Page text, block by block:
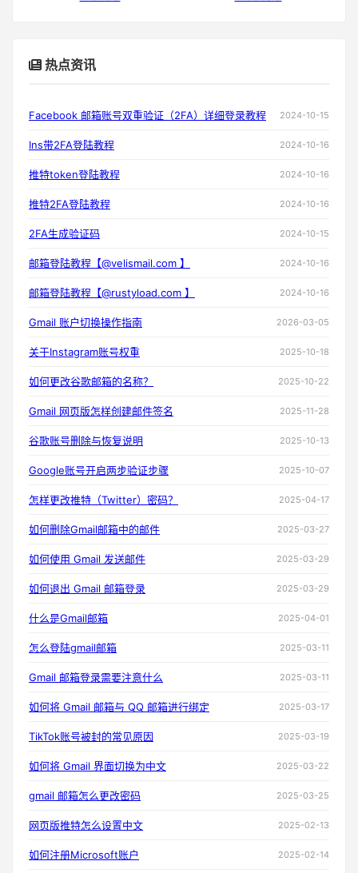
热点资讯
Facebook 邮箱账号双重验证（2FA）详细登录教程 2024-10-15
Ins带2FA登陆教程 2024-10-16
推特token登陆教程 2024-10-16
推特2FA登陆教程 2024-10-16
2FA生成验证码 2024-10-15
邮箱登陆教程【@velismail.com 】 2024-10-16
邮箱登陆教程【@rustyload.com 】 2024-10-16
Gmail 账户切换操作指南 2026-03-05
关于Instagram账号权重 2025-10-18
如何更改谷歌邮箱的名称？ 2025-10-22
Gmail 网页版怎样创建邮件签名 2025-11-28
谷歌账号删除与恢复说明 2025-10-13
Google账号开启两步验证步骤 2025-10-07
怎样更改推特（Twitter）密码？ 2025-04-17
如何删除Gmail邮箱中的邮件 2025-03-27
如何使用 Gmail 发送邮件 2025-03-29
如何退出 Gmail 邮箱登录 2025-03-29
什么是Gmail邮箱 2025-04-01
怎么登陆gmail邮箱 2025-03-11
Gmail 邮箱登录需要注意什么 2025-03-11
如何将 Gmail 邮箱与 QQ 邮箱进行绑定 2025-03-17
TikTok账号被封的常见原因 2025-03-19
如何将 Gmail 界面切换为中文 2025-03-22
gmail 邮箱怎么更改密码 2025-03-25
网页版推特怎么设置中文 2025-02-13
如何注册Microsoft账户 2025-02-14